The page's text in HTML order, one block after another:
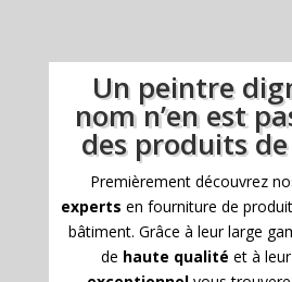
Un peintre
nom n’en est
des produits
Premièrement découvrez
experts en fourniture de
bâtiment. Grâce à leur large
de haute qualité et à